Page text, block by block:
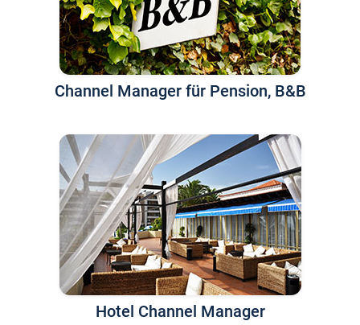
Channel Manager für Pension, B&B
Hotel Channel Manager